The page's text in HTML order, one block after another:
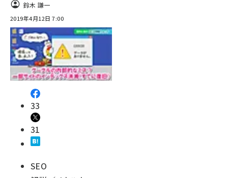
鈴木 謙一
2019年4月12日 7:00
33
31
SEO